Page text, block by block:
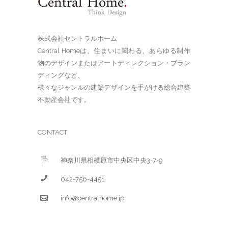
株式会社セントラルホーム
Central Homeは、住まいに関わる、あらゆる制作
物のデザインまたはアートディレクション・ブラン
ディングなど、
様々なジャンルの建築デザインを手がける総合建築
不動産会社です。
CONTACT
神奈川県相模原市中央区中央3-7-9
042-756-4451
info@centralhome.jp